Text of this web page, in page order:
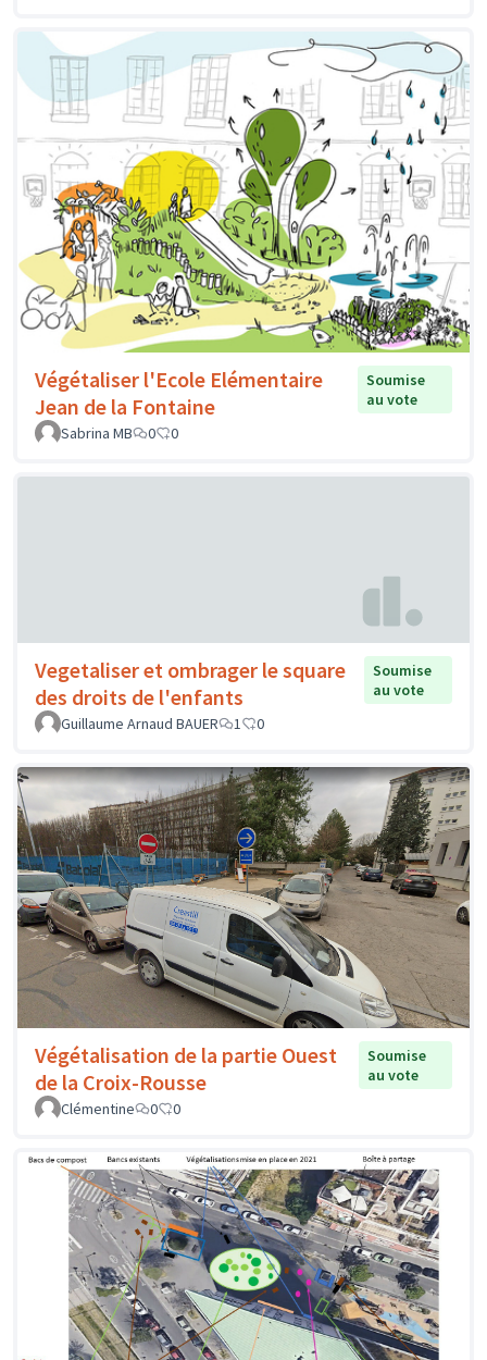
Végétaliser l'Ecole Elémentaire
Jean de la Fontaine
Soumise
au vote
Sabrina MB
0 0
Vegetaliser et ombrager le square
des droits de l'enfants
Soumise
au vote
Guillaume Arnaud BAUER
1 0
Végétalisation de la partie Ouest
de la Croix-Rousse
Soumise
au vote
Clémentine
0 0